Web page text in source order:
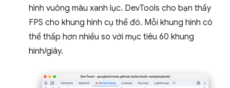
hình vuông màu xanh lục. DevTools cho bạn thấy
FPS cho khung hình cụ thể đó. Mỗi khung hình có
thể thấp hơn nhiều so với mục tiêu 60 khung
hình/giây.